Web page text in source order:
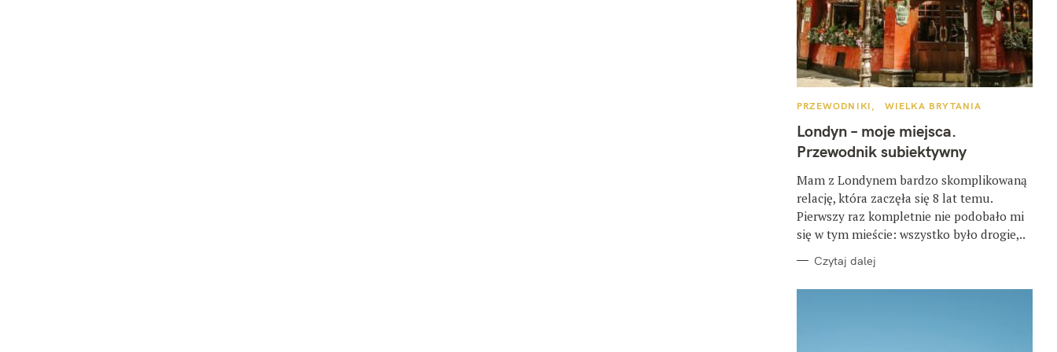
K
T
E
G
O
I
E
PRZEWODNIKI WIELKA BRYTANIA
Londyn – moje miejsca.
Przewodnik subiektywny
Mam z Londynem bardzo skomplikowaną
relację, która zaczęła się 8 lat temu.
Pierwszy raz kompletnie nie podobało mi
się w tym mieście: wszystko było drogie,..
Czytaj dalej